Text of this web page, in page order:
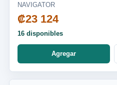
NAVIGATOR
₡23 124
16 disponibles
Agregar